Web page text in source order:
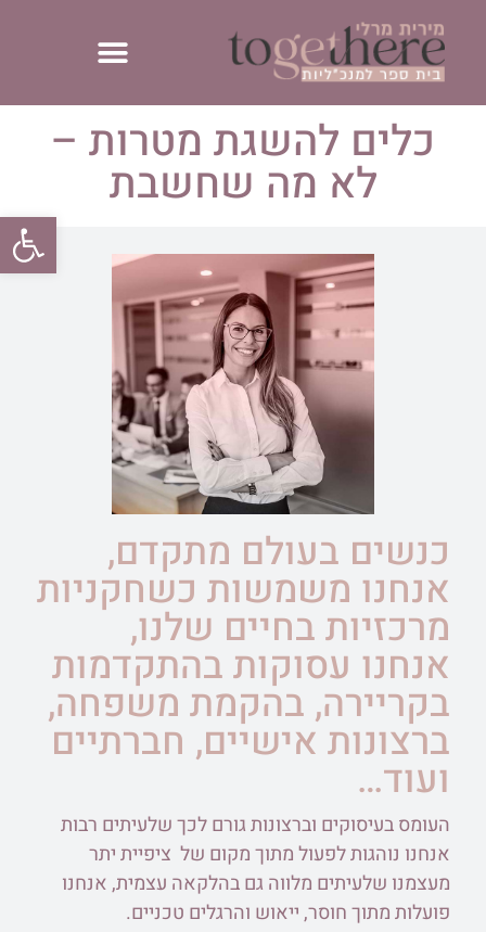
פתח
כלים להשגת מטרות –
לא מה שחשבת
כנשים בעולם מתקדם,
אנחנו משמשות כשחקניות
מרכזיות בחיים שלנו,
אנחנו עסוקות בהתקדמות
בקריירה, בהקמת משפחה,
ברצונות אישיים, חברתיים
ועוד…
העומס בעיסוקים וברצונות גורם לכך שלעיתים רבות
אנחנו נוהגות לפעול מתוך מקום של ציפיית יתר
מעצמנו שלעיתים מלווה גם בהלקאה עצמית, אנחנו
פועלות מתוך חוסר, ייאוש והרגלים טכניים.